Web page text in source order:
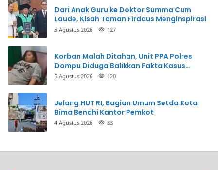
Dari Anak Guru ke Doktor Summa Cum
Laude, Kisah Taman Firdaus Menginspirasi
5 Agustus 2026 127
Korban Malah Ditahan, Unit PPA Polres
Dompu Diduga Balikkan Fakta Kasus
Penganiayaan
5 Agustus 2026 120
Jelang HUT RI, Bagian Umum Setda Kota
Bima Benahi Kantor Pemkot
4 Agustus 2026 83